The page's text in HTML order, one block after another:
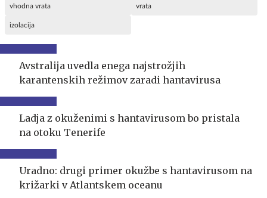
vhodna vrata vrata
izolacija
Avstralija uvedla enega najstrožjih
karantenskih režimov zaradi hantavirusa
Ladja z okuženimi s hantavirusom bo pristala
na otoku Tenerife
Uradno: drugi primer okužbe s hantavirusom na
križarki v Atlantskem oceanu